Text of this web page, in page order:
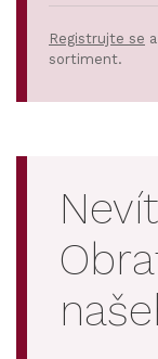
Registrujte se
sortiment.